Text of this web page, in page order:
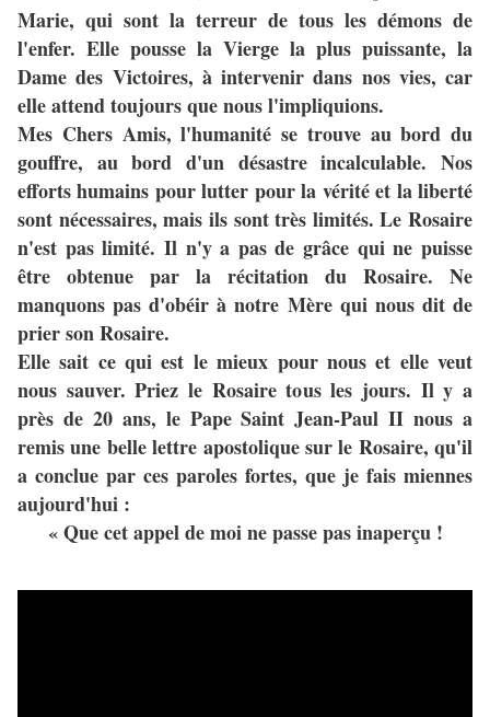
Marie, qui sont la terreur de tous les démons de
l'enfer. Elle pousse la Vierge la plus puissante, la
Dame des Victoires, à intervenir dans nos vies, car
elle attend toujours que nous l'impliquions.
Mes Chers Amis, l'humanité se trouve au bord du
gouffre, au bord d'un désastre incalculable. Nos
efforts humains pour lutter pour la vérité et la liberté
sont nécessaires, mais ils sont très limités. Le Rosaire
n'est pas limité. Il n'y a pas de grâce qui ne puisse
être obtenue par la récitation du Rosaire. Ne
manquons pas d'obéir à notre Mère qui nous dit de
prier son Rosaire.
Elle sait ce qui est le mieux pour nous et elle veut
nous sauver. Priez le Rosaire tous les jours. Il y a
près de 20 ans, le Pape Saint Jean-Paul II nous a
remis une belle lettre apostolique sur le Rosaire, qu'il
a conclue par ces paroles fortes, que je fais miennes
aujourd'hui :
« Que cet appel de moi ne passe pas inaperçu !